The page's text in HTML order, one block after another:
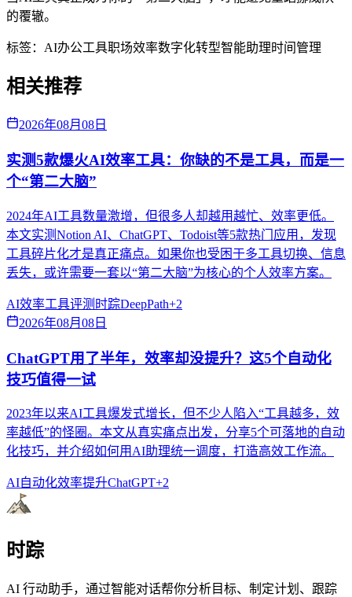
的覆辙。
标签： AI办公工具职场效率数字化转型智能助理时间管理
相关推荐
2026年08月08日
实测5款爆火AI效率工具：你缺的不是工具，而是一
个“第二大脑”
2024年AI工具数量激增，但很多人却越用越忙、效率更低。
本文实测Notion AI、ChatGPT、Todoist等5款热门应用，发现
工具碎片化才是真正痛点。如果你也受困于多工具切换、信息
丢失，或许需要一套以“第二大脑”为核心的个人效率方案。
AI效率工具评测 时踪DeepPath+2
2026年08月08日
ChatGPT用了半年，效率却没提升？这5个自动化
技巧值得一试
2023年以来AI工具爆发式增长，但不少人陷入“工具越多，效
率越低”的怪圈。本文从真实痛点出发，分享5个可落地的自动
化技巧，并介绍如何用AI助理统一调度，打造高效工作流。
AI自动化效率提升ChatGPT+2
时踪
AI 行动助手，通过智能对话帮你分析目标、制定计划、跟踪